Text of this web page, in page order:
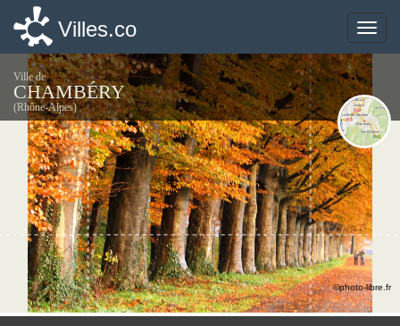
Toggle
Villes.co
Ville de
CHAMBÉRY
(Rhône-Alpes)
©photo-libre.fr
Toggle
Villes.co